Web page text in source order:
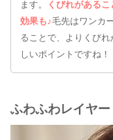
ます。
くびれがある
効果も♪毛先はワンカ
ることで、よりくび
しいポイントですね！
ふわふわレイヤー